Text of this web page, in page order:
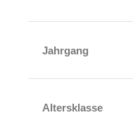
Jahrgang
Altersklasse